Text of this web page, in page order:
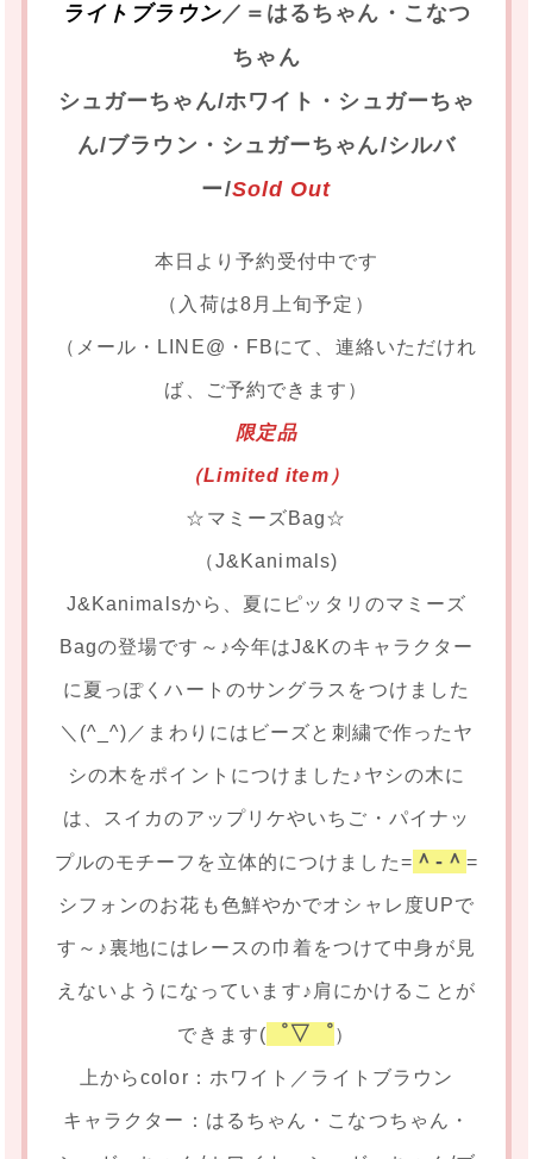
ライトブラウン／＝はるちゃん・こなつ
ちゃん
シュガーちゃん/ホワイト・シュガーちゃ
ん/ブラウン・シュガーちゃん/シルバ
ー/Sold Out
本日より予約受付中です
（入荷は8月上旬予定）
（メール・LINE@・FBにて、連絡いただけれ
ば、ご予約できます）
限定品
（Limited item）
☆マミーズBag☆
（J&Kanimals)
J&Kanimalsから、夏にピッタリのマミーズ
Bagの登場です～♪今年はJ&Kのキャラクター
に夏っぽくハートのサングラスをつけました
＼(^_^)／まわりにはビーズと刺繍で作ったヤ
シの木をポイントにつけました♪ヤシの木に
は、スイカのアップリケやいちご・パイナッ
プルのモチーフを立体的につけました= ＾-＾=
シフォンのお花も色鮮やかでオシャレ度UPで
す～♪裏地にはレースの巾着をつけて中身が見
えないようになっています♪肩にかけることが
できます( ゜▽゜）
上からcolor：ホワイト／ライトブラウン
キャラクター：はるちゃん・こなつちゃん・